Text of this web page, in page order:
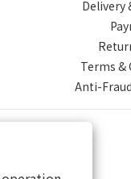
Delivery
Terms &
Anti-